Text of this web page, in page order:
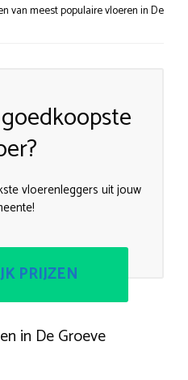
van meest populaire vloeren in De
vloerenleggers uit jouw
PRIJZEN
in De Groeve